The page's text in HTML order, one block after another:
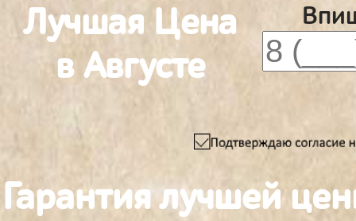
Лучшая Цена
в Августе
Гарантия лучшей